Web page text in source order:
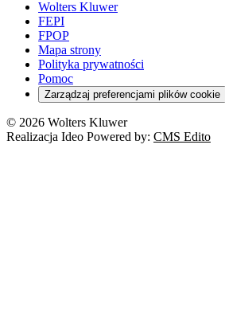
Energetyka
ESG
Kredyty
Cło
Deregulacja
Cyberbezpieczeństwo
Franczyza
Prawo autorskie
Emerytury i renty
Pacjent
Szkoła i uczeń
Turystyka
Orzeczenia
RODO
Wolters Kluwer
FEPI
FPOP
Mapa strony
Polityka prywatności
Pomoc
Zarządzaj preferencjami plików cookie
© 2026 Wolters Kluwer
Realizacja Ideo Powered by: CMS Edito